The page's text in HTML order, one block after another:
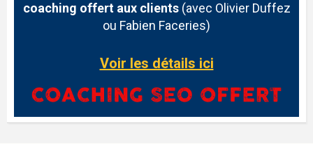
coaching offert aux clients(avec Olivier Duffez
ou Fabien Faceries)
Voir les détails ici